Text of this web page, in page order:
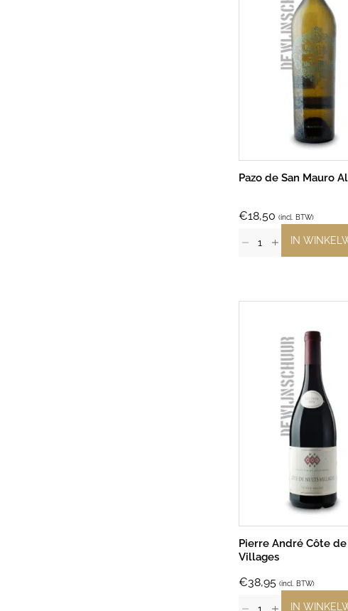
Pazo de San Mauro
€18,50 (incl. BTW)
IN
Pierre André Côte
Villages
€38,95 (incl. BTW)
IN